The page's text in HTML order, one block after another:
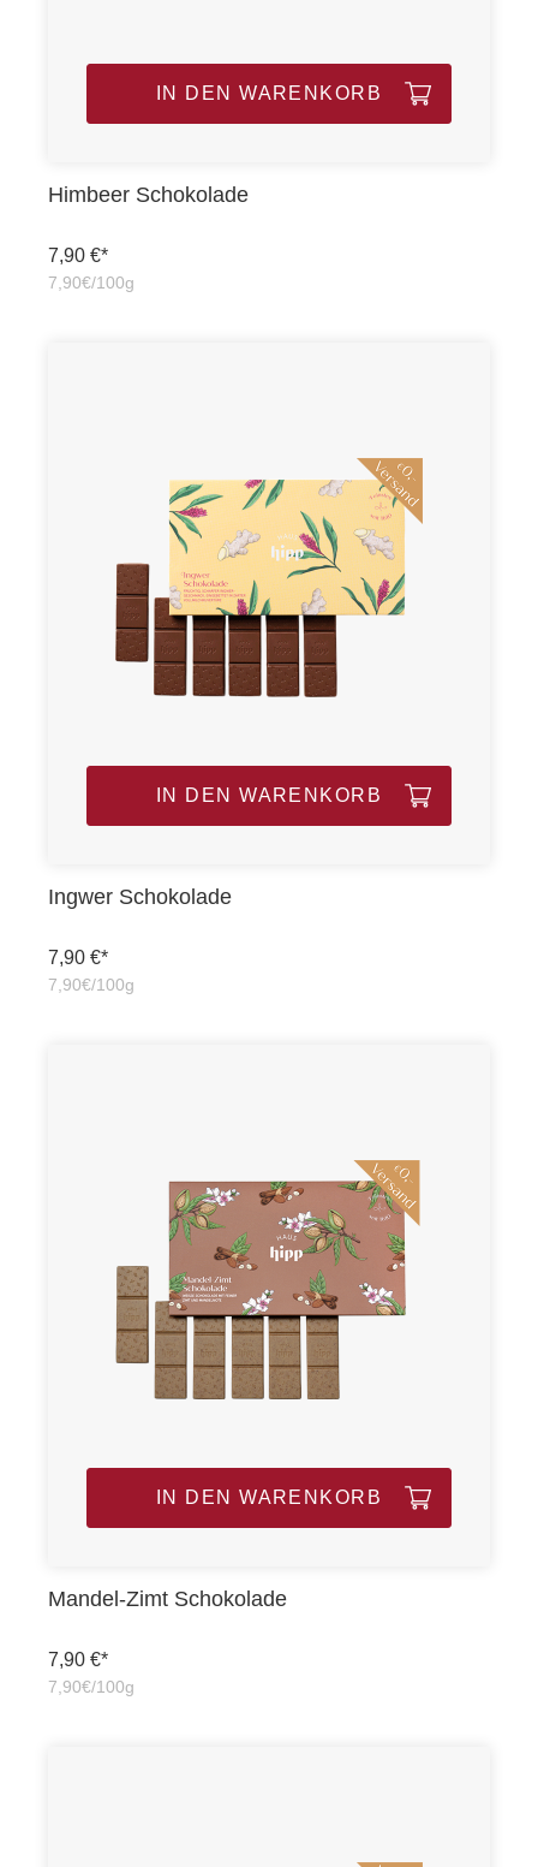
IN DEN WARENKORB
Himbeer Schokolade
7,90 €*
7,90€/100g
IN DEN WARENKORB
Ingwer Schokolade
7,90 €*
7,90€/100g
IN DEN WARENKORB
Mandel-Zimt Schokolade
7,90 €*
7,90€/100g